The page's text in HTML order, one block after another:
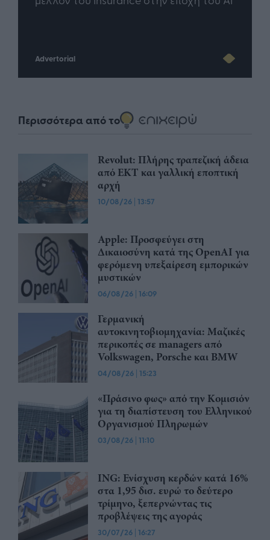
Advertorial
Περισσότερα από το
Revolut: Πλήρης τραπεζική άδεια
από ΕΚΤ και γαλλική εποπτική
αρχή
10/08/26 | 13:57
Apple: Προσφεύγει στη
Δικαιοσύνη κατά της OpenAI για
φερόμενη υπεξαίρεση εμπορικών
μυστικών
06/08/26 | 16:09
Γερμανική
αυτοκινητοβιομηχανία: Μαζικές
περικοπές σε managers από
Volkswagen, Porsche και BMW
04/08/26 | 15:23
«Πράσινο φως» από την Κομισιόν
για τη διαπίστευση του Ελληνικού
Οργανισμού Πληρωμών
03/08/26 | 11:10
ING: Ενίσχυση κερδών κατά 16%
στα 1,95 δισ. ευρώ το δεύτερο
τρίμηνο, ξεπερνώντας τις
προβλέψεις της αγοράς
30/07/26 | 16:27